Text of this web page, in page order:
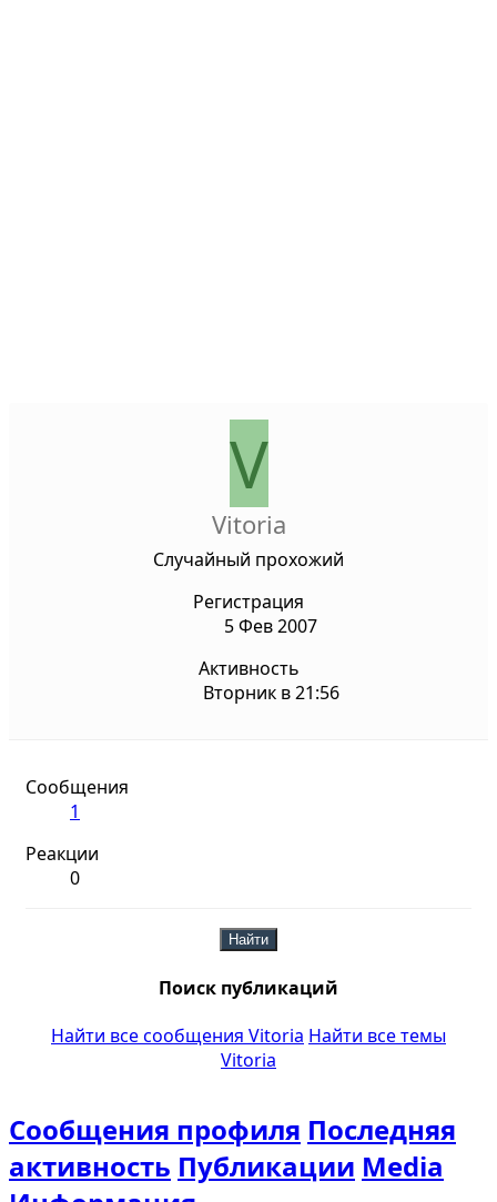
V
Vitoria
Случайный прохожий
Регистрация
5 Фев 2007
Активность
Вторник в 21:56
Сообщения
1
Реакции
0
Найти
Поиск публикаций
Найти все сообщения Vitoria Найти все темы
Vitoria
Сообщения профиля Последняя
активность Публикации Media